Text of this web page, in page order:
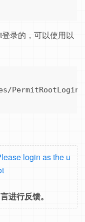
录的，可以使用以
login as the u
进行反馈。